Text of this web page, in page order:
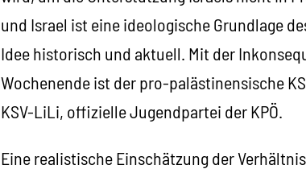
und Israel ist eine ideologische Grundlage
Idee historisch und aktuell. Mit der
Wochenende ist der pro-palästinensische
KSV-LiLi, offizielle Jugendpartei der KPÖ.
Eine realistische Einschätzung der